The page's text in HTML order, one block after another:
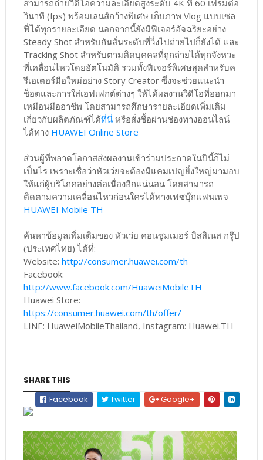
สามารถถ่ายวิดีโอความละเอียดสูงระดับ 4K ที่ 60 เฟรมต่อ
วินาที (fps) พร้อมเลนส์กว้างพิเศษ เก็บภาพ Vlog แบบเซล
ฟี่ได้ทุกรายละเอียด นอกจากนี้ยังมีฟีเจอร์อัจฉริยะอย่าง
Steady Shot สำหรับกันสั่นระดับที่วิ่งไปถ่ายไปก็ยังได้ และ
Tracking Shot สำหรับตามติดบุคคลที่ถูกถ่ายได้ทุกจังหวะ
ที่เคลื่อนไหวโดยอัตโนมัติ รวมทั้งฟีเจอร์พิเศษสุดสำหรับค
รีเอเตอร์มือใหม่อย่าง Story Creator ซึ่งจะช่วยแนะนำ
ช็อตและการใส่เอฟเฟกต์ต่างๆ ให้ได้ผลงานวิดีโอที่ออกมา
เหมือนมืออาชีพ โดยสามารถศึกษารายละเอียดเพิ่มเติม
เกี่ยวกับผลิตภัณฑ์ได้ที่นี่หรือสั่งซื้อผ่านช่องทางออนไลน์
ได้ทาง HUAWEI Online Store
ส่วนผู้ที่พลาดโอกาสส่งผลงานเข้าร่วมประกวดในปีนี้ก็ไม่
เป็นไร เพราะเชื่อว่าหัวเว่ยจะต้องมีแคมเปญยิ่งใหญ่มามอบ
ให้แก่ผู้บริโภคอย่างต่อเนื่องอีกแน่นอน โดยสามารถ
ติดตามความเคลื่อนไหวก่อนใครได้ทางเฟซบุ๊กแฟนเพจ
HUAWEI Mobile TH
ค้นหาข้อมูลเพิ่มเติมของ หัวเว่ย คอนซูมเมอร์ บิสสิเนส กรุ๊ป
(ประเทศไทย) ได้ที่:
Website: http://consumer.huawei.com/th
Facebook:
http://www.facebook.com/HuaweiMobileTH
Huawei Store:
https://consumer.huawei.com/th/offer/
LINE: HuaweiMobileThailand, Instagram: Huawei.TH
SHARE THIS
Facebook
Twitter Google+